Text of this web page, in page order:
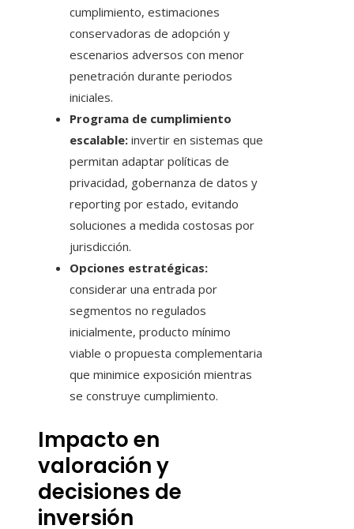
cumplimiento, estimaciones
conservadoras de adopción y
escenarios adversos con menor
penetración durante periodos
iniciales.
Programa de cumplimiento
escalable: invertir en sistemas que
permitan adaptar políticas de
privacidad, gobernanza de datos y
reporting por estado, evitando
soluciones a medida costosas por
jurisdicción.
Opciones estratégicas:
considerar una entrada por
segmentos no regulados
inicialmente, producto mínimo
viable o propuesta complementaria
que minimice exposición mientras
se construye cumplimiento.
Impacto en
valoración y
decisiones de
inversión